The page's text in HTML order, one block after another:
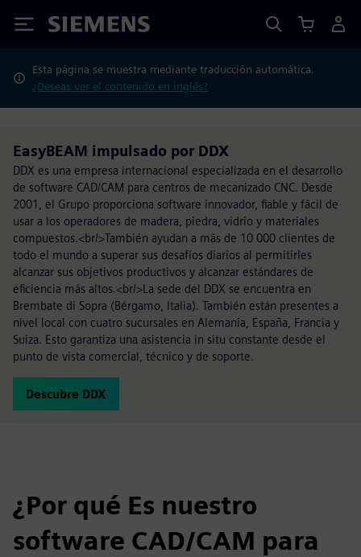
Siemens
Esta página se muestra mediante traducción automática.
¿Deseas ver el contenido en inglés?
EasyBEAM impulsado por DDX
DDX es una empresa internacional especializada en el desarrollo
de software CAD/CAM para centros de mecanizado CNC. Desde
2001, el Grupo proporciona software innovador, fiable y fácil de
usar a los operadores de madera, piedra, vidrio y materiales
compuestos.<br/>También ayudan a más de 10 000 clientes de
todo el mundo a superar sus desafíos diarios al permitirles
alcanzar sus objetivos productivos y alcanzar estándares de
eficiencia más altos.<br/>La sede del DDX se encuentra en
Brembate di Sopra (Bérgamo, Italia). También están presentes a
nivel local con cuatro sucursales en Alemania, España, Francia y
Suiza. Esto garantiza una asistencia in situ constante desde el
punto de vista comercial, técnico y de soporte.
Descubre DDX
¿Por qué Es nuestro
software CAD/CAM para